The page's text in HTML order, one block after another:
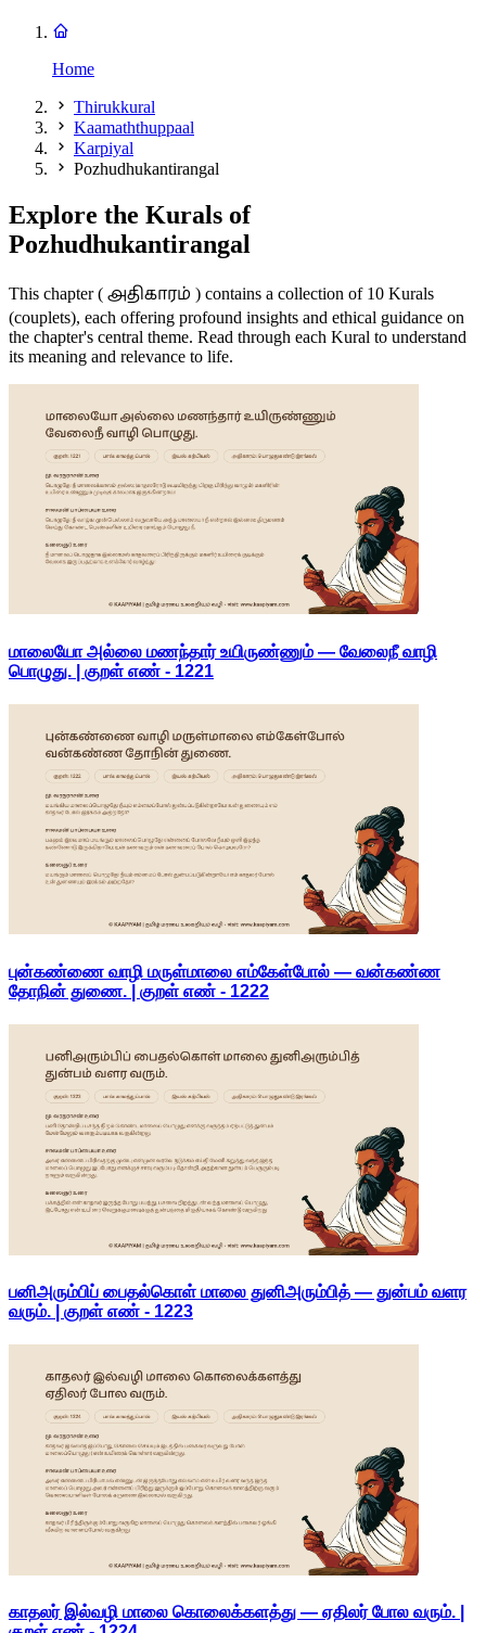
Home
Thirukkural
Kaamaththuppaal
Karpiyal
Pozhudhukantirangal
Explore the Kurals of
Pozhudhukantirangal
This chapter ( அதிகாரம் ) contains a collection of 10 Kurals
(couplets), each offering profound insights and ethical guidance on
the chapter's central theme. Read through each Kural to understand
its meaning and relevance to life.
மாலையோ அல்லை மணந்தார் உயிருண்ணும் — வேலைநீ வாழி
பொழுது. | குறள் எண் - 1221
புன்கண்ணை வாழி மருள்மாலை எம்கேள்போல் — வன்கண்ண
தோநின் துணை. | குறள் எண் - 1222
பனிஅரும்பிப் பைதல்கொள் மாலை துனிஅரும்பித் — துன்பம் வளர
வரும். | குறள் எண் - 1223
காதலர் இல்வழி மாலை கொலைக்களத்து — ஏதிலர் போல வரும். |